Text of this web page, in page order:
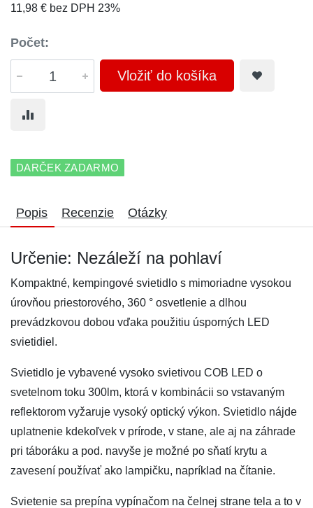
11,98 € bez DPH 23%
Počet:
Vložiť do košíka
DARČEK ZADARMO
Popis Recenzie Otázky
Určenie: Nezáleží na pohlaví
Kompaktné, kempingové svietidlo s mimoriadne vysokou
úrovňou priestorového, 360 ° osvetlenie a dlhou
prevádzkovou dobou vďaka použitiu úsporných LED
svietidiel.
Svietidlo je vybavené vysoko svietivou COB LED o
svetelnom toku 300lm, ktorá v kombinácii so vstavaným
reflektorom vyžaruje vysoký optický výkon. Svietidlo nájde
uplatnenie kdekoľvek v prírode, v stane, ale aj na záhrade
pri táboráku a pod. navyše je možné po sňatí krytu a
zavesení používať ako lampičku, napríklad na čítanie.
Svietenie sa prepína vypínačom na čelnej strane tela a to v